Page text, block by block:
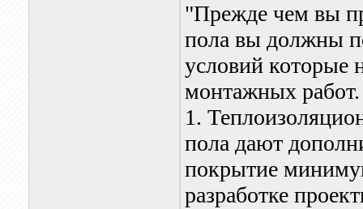
"Прежде чем вы
пола вы должны
условий которые
монтажных работ.
1.
пола дают
покрытие
разработке